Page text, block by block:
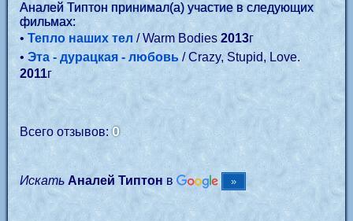
Аналей Типтон принимал(а) участие в следующих
фильмах:
•Тепло наших тел / Warm Bodies2013г
• Эта - дурацкая - любовь/ Crazy, Stupid, Love.
2011г
Всего отзывов:0
Искать Аналей Типтон в